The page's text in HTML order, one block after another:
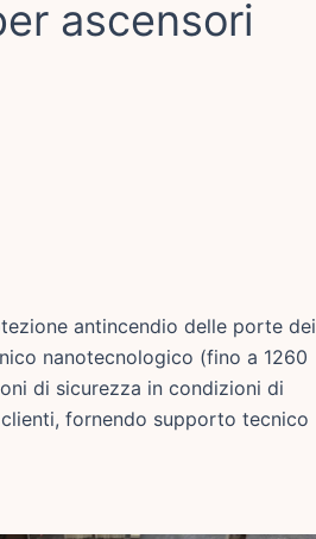
ascensori
antincendio delle porte dei
nanotecnologico (fino a 1260
di sicurezza in condizioni di
fornendo supporto tecnico